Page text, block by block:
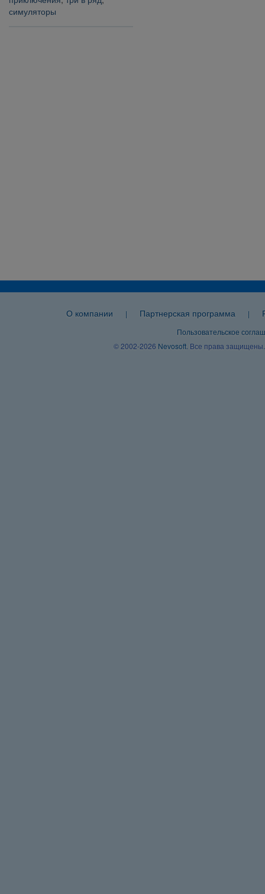
симуляторы
О компании | Партнерская программа |
Пользовательское
© 2002-2026 Nevosoft . Все права защищены